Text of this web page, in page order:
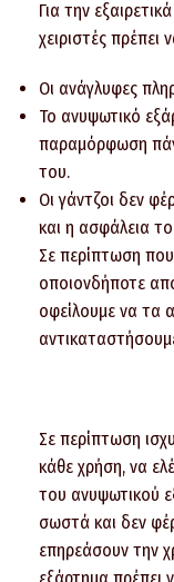
Για την
χειριστές πρέπει
Οι ανάγλυφες
Το ανυψωτικό
παραμόρφωση
του.
Οι γάντζοι δεν
και η ασφάλεια
Σε περίπτωση
οποιονδήποτε
οφείλουμε να τα
Σε περίπτωση
κάθε χρήση, να
του ανυψωτικού
σωστά και δεν
επηρεάσουν την